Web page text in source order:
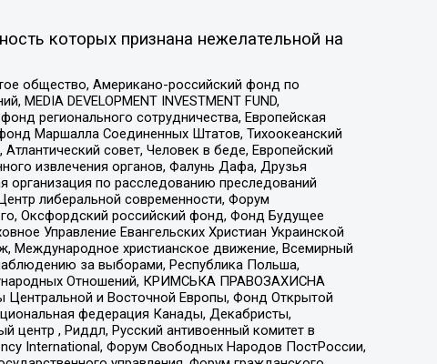
которых признана нежелательной на
общество, Американо-российский фонд по
DEVELOPMENT INVESTMENT FUND,
регионального сотрудничества, Европейская
Маршалла Соединенных Штатов, Тихоокеанский
совет, Человек в беде, Европейский
извлечения органов, Фалунь Дафа, Друзья
организация по расследованию преследований
либеральной современности, Форум
Оксфордский российский фонд, Фонд Будущее
Управление Евангельских Христиан Украинской
Международное христианское движение, Всемирный
за выборами, Республика Польша,
Отношений, КРИМСЬКА ПРАВОЗАХИСНА
Центральной и Восточной Европы, Фонд Открытой
федерация Канады, Декабристы,
центр , Риддл, Русский антивоенный комитет в
International, Форум Свободных Народов ПостРоссии,